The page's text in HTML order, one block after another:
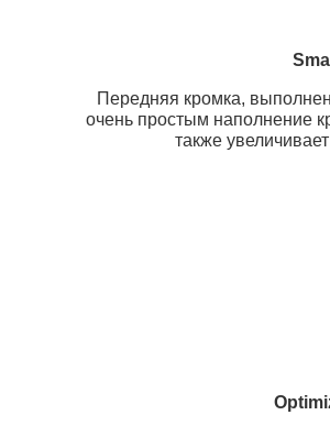
Передняя кромка,
очень простым наполнение
также